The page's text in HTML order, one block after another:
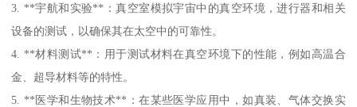
3. **宇航和实验**：真空室模拟宇宙中的真空环境，进行器和相关
设备的测试，以确保其在太空中的可靠性。
4. **材料测试**：用于测试材料在真空环境下的性能，例如高温合
金、超导材料等的特性。
5. **医学和生物技术**：在某些医学应用中，如真装、气体交换实